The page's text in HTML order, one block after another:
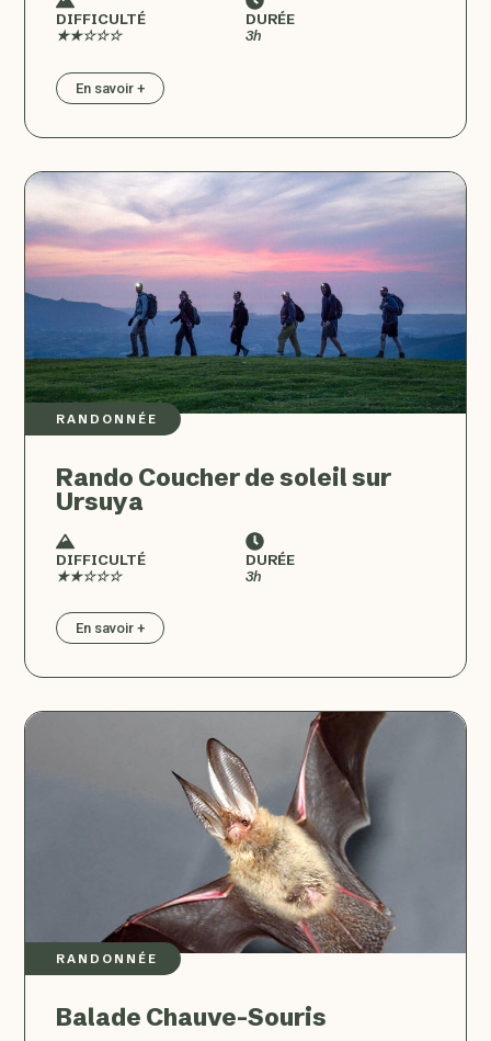
DIFFICULTÉ
★★☆☆☆
DURÉE
3h
En savoir +
RANDONNÉE
Rando Coucher de soleil sur
Ursuya
DIFFICULTÉ
★★☆☆☆
DURÉE
3h
En savoir +
RANDONNÉE
Balade Chauve-Souris